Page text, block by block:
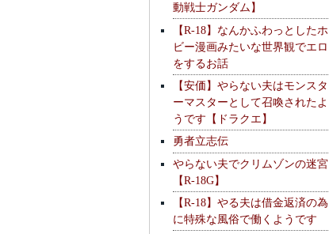
動戦士ガンダム】
【R-18】なんかふわっとしたホ
ビー漫画みたいな世界観でエロ
をするお話
【安価】やらない夫はモンスタ
ーマスターとして召喚されたよ
うです【ドラクエ】
勇者立志伝
やらない夫でクリムゾンの迷宮
【R-18G】
【R-18】やる夫は借金返済の為
に特殊な風俗で働くようです